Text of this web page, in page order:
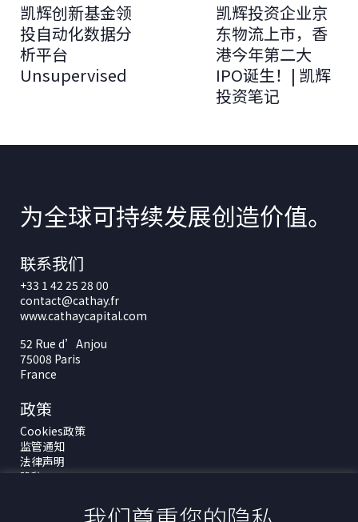
凯辉创新基金领
投自动化数据分
析平台
Unsupervised
凯辉投资企业京
东物流上市，香
港今年第二大
IPO诞生！| 凯辉
投资笔记
为全球可持续发展创造价值。
联系我们
+33 1 42 25 28 00
contact@cathay.fr
www.cathaycapital.com
52 Rue d’Anjou
75008 Paris
France
政策
Cookies政策
监管通知
法律声明
隐私